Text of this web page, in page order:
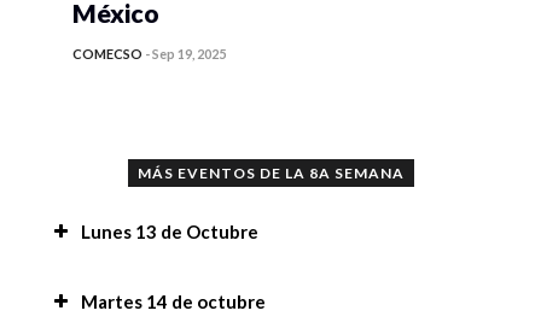
México
COMECSO -Sep 19, 2025
MÁS EVENTOS DE LA 8A SEMANA
Lunes 13 de Octubre
Inteligencia Artificial en la investigación y en la
Martes 14 de octubre